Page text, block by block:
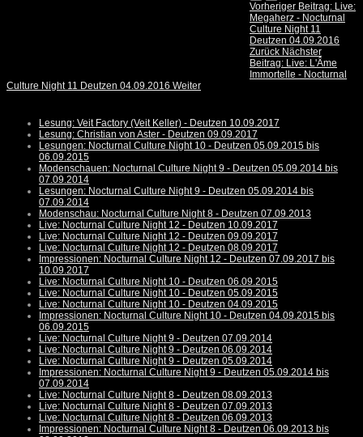
Vorheriger Beitrag: Live:
Megaherz - Nocturnal
Culture Night 11
Deutzen 04.09.2016
Zurück Nächster
Beitrag: Live: L'Âme
Immortelle - Nocturnal
Culture Night 11 Deutzen 04.09.2016 Weiter
Lesung: Veit Factory (Veit Keller) - Deutzen 10.09.2017
Lesung: Christian von Aster - Deutzen 09.09.2017
Lesungen: Nocturnal Culture Night 10 - Deutzen 05.09.2015 bis
06.09.2015
Modenschauen: Nocturnal Culture Night 9 - Deutzen 05.09.2014 bis
07.09.2014
Lesungen: Nocturnal Culture Night 9 - Deutzen 05.09.2014 bis
07.09.2014
Modenschau: Nocturnal Culture Night 8 - Deutzen 07.09.2013
Live: Nocturnal Culture Night 12 - Deutzen 10.09.2017
Live: Nocturnal Culture Night 12 - Deutzen 09.09.2017
Live: Nocturnal Culture Night 12 - Deutzen 08.09.2017
Impressionen: Nocturnal Culture Night 12 - Deutzen 07.09.2017 bis
10.09.2017
Live: Nocturnal Culture Night 10 - Deutzen 06.09.2015
Live: Nocturnal Culture Night 10 - Deutzen 05.09.2015
Live: Nocturnal Culture Night 10 - Deutzen 04.09.2015
Impressionen: Nocturnal Culture Night 10 - Deutzen 04.09.2015 bis
06.09.2015
Live: Nocturnal Culture Night 9 - Deutzen 07.09.2014
Live: Nocturnal Culture Night 9 - Deutzen 06.09.2014
Live: Nocturnal Culture Night 9 - Deutzen 05.09.2014
Impressionen: Nocturnal Culture Night 9 - Deutzen 05.09.2014 bis
07.09.2014
Live: Nocturnal Culture Night 8 - Deutzen 08.09.2013
Live: Nocturnal Culture Night 8 - Deutzen 07.09.2013
Live: Nocturnal Culture Night 8 - Deutzen 06.09.2013
Impressionen: Nocturnal Culture Night 8 - Deutzen 06.09.2013 bis